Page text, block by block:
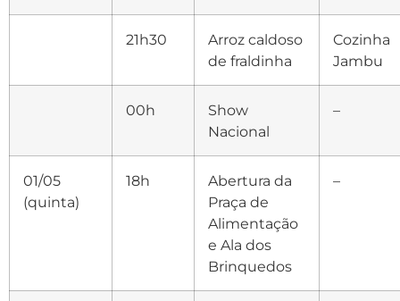
21h30
Arroz caldoso
de fraldinha
Cozinha
Jambu
00h
Show
Nacional
–
01/05
(quinta)
18h
Abertura da
Praça de
Alimentação
e Ala dos
Brinquedos
–